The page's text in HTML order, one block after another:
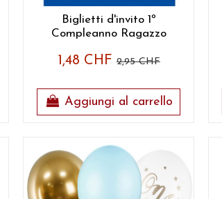
Biglietti d'invito 1º
Compleanno Ragazzo
1,48 CHF2,95 CHF
Aggiungi al carrello